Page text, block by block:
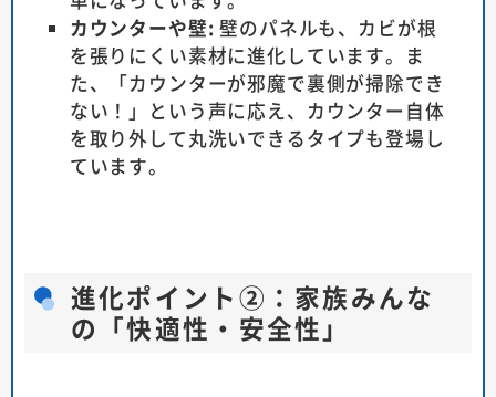
カウンターや壁: 壁のパネルも、カビが根
を張りにくい素材に進化しています。ま
た、「カウンターが邪魔で裏側が掃除でき
ない！」という声に応え、カウンター自体
を取り外して丸洗いできるタイプも登場し
ています。
進化ポイント②：家族みんな
の「快適性・安全性」